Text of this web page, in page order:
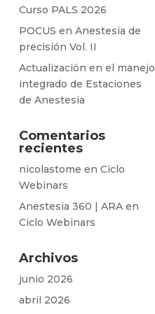
Curso PALS 2026
POCUS en Anestesia de
precisión Vol. II
Actualización en el manejo
integrado de Estaciones
de Anestesia
Comentarios
recientes
nicolastome enCiclo
Webinars
Anestesia 360 | ARA en
Ciclo Webinars
Archivos
junio 2026
abril 2026